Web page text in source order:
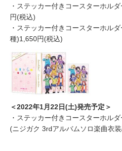
・ステッカー付きコースターホル
円(税込)
・ステッカー付きコースターホル
種)1,650円(税込)
＜2022年1月22日(土)発売予定＞
・ステッカー付きコースターホル
(ニジガク 3rdアルバムソロ楽曲衣